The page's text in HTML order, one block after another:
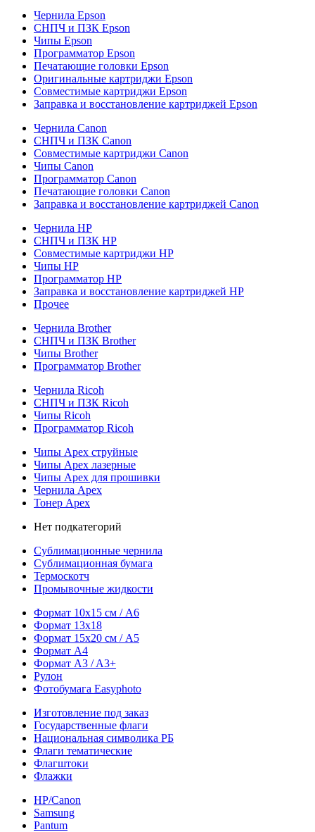
Чернила Epson
СНПЧ и ПЗК Epson
Чипы Epson
Программатор Epson
Печатающие головки Epson
Оригинальные картриджи Epson
Совместимые картриджи Epson
Заправка и восстановление картриджей Epson
Чернила Canon
СНПЧ и ПЗК Canon
Совместимые картриджи Canon
Чипы Canon
Программатор Canon
Печатающие головки Canon
Заправка и восстановление картриджей Canon
Чернила HP
СНПЧ и ПЗК HP
Совместимые картриджи HP
Чипы HP
Программатор HP
Заправка и восстановление картриджей HP
Прочее
Чернила Brother
СНПЧ и ПЗК Brother
Чипы Brother
Программатор Brother
Чернила Ricoh
СНПЧ и ПЗК Ricoh
Чипы Ricoh
Программатор Ricoh
Чипы Apex струйные
Чипы Apex лазерные
Чипы Apex для прошивки
Чернила Apex
Тонер Apex
Нет подкатегорий
Сублимационные чернила
Сублимационная бумага
Термоскотч
Промывочные жидкости
Формат 10х15 см / A6
Формат 13х18
Формат 15х20 см / A5
Формат А4
Формат A3 / A3+
Рулон
Фотобумага Easyphoto
Изготовление под заказ
Государственные флаги
Национальная символика РБ
Флаги тематические
Флагштоки
Флажки
HP/Canon
Samsung
Pantum